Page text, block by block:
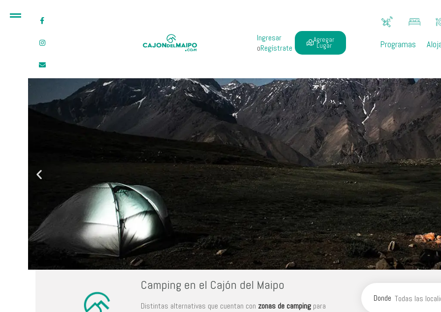
Ingresar
oRegístrate
Agregar
Lugar Programas
Camping
Camping en el Cajón del Maipo
Distintas alternativas que cuentan con zonas de campingpara
Donde